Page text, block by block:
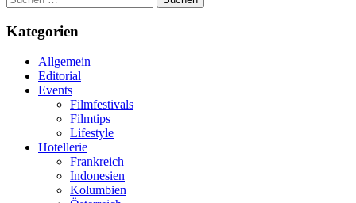
nach:
Kategorien
Allgemein
Editorial
Events
Filmfestivals
Filmtips
Lifestyle
Hotellerie
Frankreich
Indonesien
Kolumbien